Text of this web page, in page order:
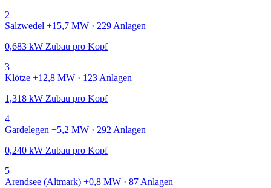
2
Salzwedel +15,7 MW · 229 Anlagen
0,683 kW Zubau pro Kopf
3
Klötze +12,8 MW · 123 Anlagen
1,318 kW Zubau pro Kopf
4
Gardelegen +5,2 MW · 292 Anlagen
0,240 kW Zubau pro Kopf
5
Arendsee (Altmark) +0,8 MW · 87 Anlagen